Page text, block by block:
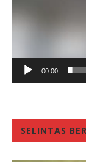
00:00
SELINTAS